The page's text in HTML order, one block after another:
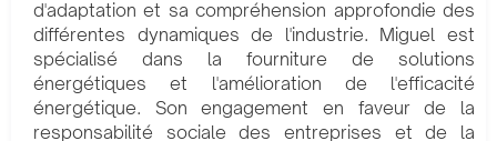
d'adaptation et sa compréhension approfondie des
différentes dynamiques de l'industrie. Miguel est
spécialisé dans la fourniture de solutions
énergétiques et l'amélioration de l'efficacité
énergétique. Son engagement en faveur de la
responsabilité sociale des entreprises et de la